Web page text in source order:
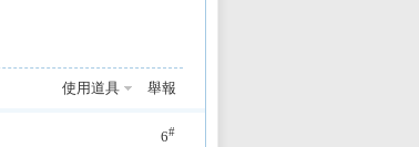
使用道具 舉報
6#